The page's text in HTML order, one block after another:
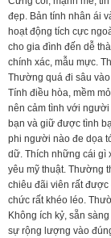
đẹp. Bản tính nhân ái
hoạt động tích cực
cho gia đình đến dễ
chính xác, mẫu mực.
Thường quá đi sâu
Tính điều hòa, mềm
nên cảm tình với
bạn và giữ được tình
phi người nào đe dọa
dữ. Thích những cái gì
yêu mỹ thuật. Thường
chiêu đãi viên rất được
chức rất khéo léo.
Không ích kỷ, sẵn
sự rộng lượng vào